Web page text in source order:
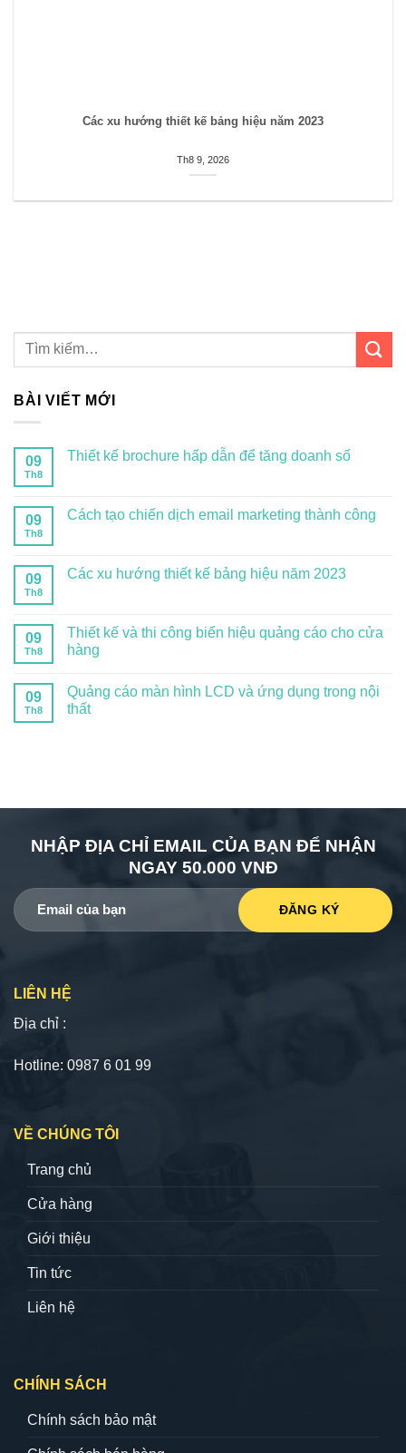
Các xu hướng thiết kế bảng hiệu năm 2023
Th8 9, 2026
BÀI VIẾT MỚI
09
Th8
Thiết kế brochure hấp dẫn để tăng doanh số
09
Th8
Cách tạo chiến dịch email marketing thành công
09
Th8
Các xu hướng thiết kế bảng hiệu năm 2023
09
Th8
Thiết kế và thi công biển hiệu quảng cáo cho cửa
hàng
09
Th8
Quảng cáo màn hình LCD và ứng dụng trong nội
thất
NHẬP ĐỊA CHỈ EMAIL CỦA BẠN ĐỂ NHẬN
NGAY 50.000 VNĐ
LIÊN HỆ
Địa chỉ :
Hotline: 0987 6 01 99
VỀ CHÚNG TÔI
Trang chủ
Cửa hàng
Giới thiệu
Tin tức
Liên hệ
CHÍNH SÁCH
Chính sách bảo mật